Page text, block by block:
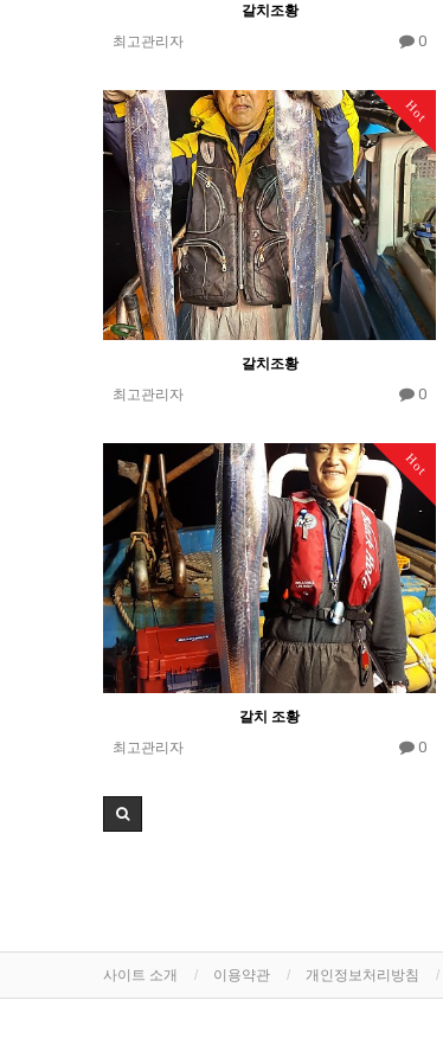
갈치조황
최고관리자
0
Hot
갈치조황
최고관리자
0
Hot
갈치 조황
최고관리자
0
사이트 소개 이용약관 개인정보처리방침